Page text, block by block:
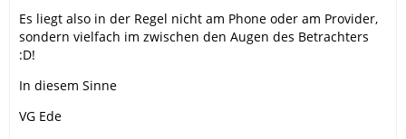
Es liegt also in der Regel nicht am Phone oder am Provider,
sondern vielfach im zwischen den Augen des Betrachters
:D!
In diesem Sinne
VG Ede